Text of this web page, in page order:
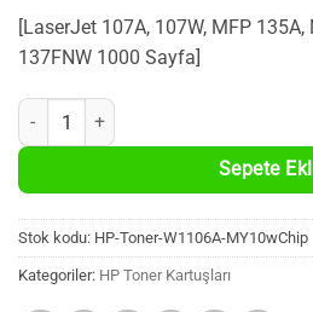
[LaserJet 107A, 107W, MFP 135A,
137FNW 1000 Sayfa]
10 Adet HP W1106A %100 Yeni
Sepete
Stok kodu: HP-Toner-W1106A-MY10wChip
Kategoriler: HP Toner Kartuşları